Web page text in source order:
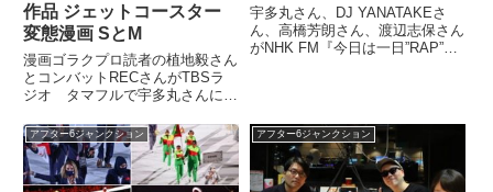
作品 ジェットコースター
変態漫画 SとM
漫画ゴラクプロ読者の植地毅さん
とコンバットRECさんがTBSラ
ジオ タマフルで宇多丸さんに漫
コースター的に変態バトルがイン
フレする『SとM』をすすめてい
ました。※植地毅・コンバット
REC リストラ漫画家マンガ ...
宇多丸さん、DJ YANATAKEさ
ん、高橋芳朗さん、渡辺志保さん
がNHK FM『今日は一日”RAP”三
数登場した当時...
アフター6ジャンクション アフター6ジャンクション